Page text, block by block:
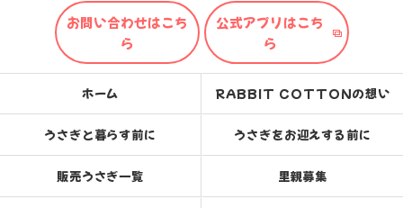
お問い合わせはこち
ら
公式アプリはこち
ら
ホーム RABBIT COTTONの想い
うさぎと暮らす前に うさぎをお迎えする前に
販売うさぎ一覧 里親募集